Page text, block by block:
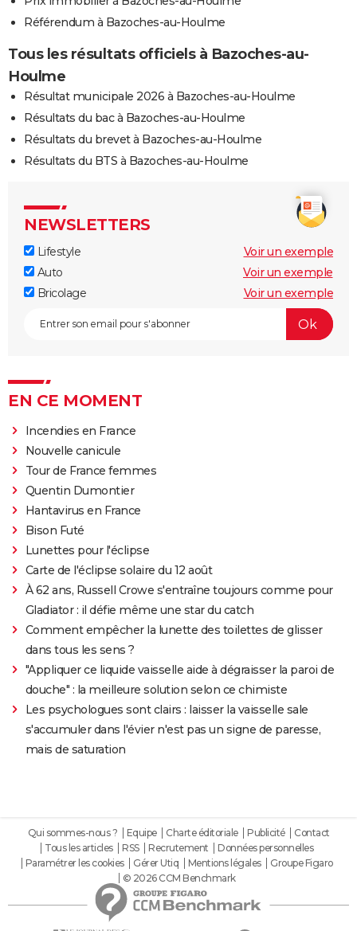
Référendum à Bazoches-au-Houlme
Tous les résultats officiels à Bazoches-au-
Houlme
Résultat municipale 2026 à Bazoches-au-Houlme
Résultats du bac à Bazoches-au-Houlme
Résultats du brevet à Bazoches-au-Houlme
Résultats du BTS à Bazoches-au-Houlme
NEWSLETTERS
Lifestyle
Voir un exemple
Auto
Voir un exemple
Bricolage
Voir un exemple
EN CE MOMENT
Incendies en France
Nouvelle canicule
Tour de France femmes
Quentin Dumontier
Hantavirus en France
Bison Futé
Lunettes pour l'éclipse
Carte de l'éclipse solaire du 12 août
À 62 ans, Russell Crowe s'entraîne toujours comme pour
Gladiator : il défie même une star du catch
Comment empêcher la lunette des toilettes de glisser
dans tous les sens ?
"Appliquer ce liquide vaisselle aide à dégraisser la paroi de
douche" : la meilleure solution selon ce chimiste
Les psychologues sont clairs : laisser la vaisselle sale
s'accumuler dans l'évier n'est pas un signe de paresse,
mais de saturation
Qui sommes-nous ? Equipe Charte éditoriale Publicité
Contact
Tous les articles
RSS Recrutement
Données personnelles
Paramétrer les cookies
Gérer Utiq Mentions légales
Groupe Figaro
© 2026 CCM Benchmark